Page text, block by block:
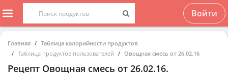
Войти
Главная
Таблица калорийности продуктов
Таблица продуктов пользователей
Овощная смесь от 26.02.16
Рецепт Овощная смесь от 26.02.16.